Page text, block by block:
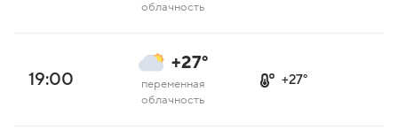
облачность
19:00
+27°
переменная
облачность
+27°